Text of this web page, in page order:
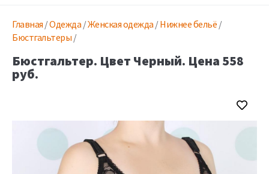
Главная /Одежда /Женская одежда /Нижнее бельё /
Бюстгальтеры /
Бюстгальтер. Цвет Черный. Цена 558
руб.